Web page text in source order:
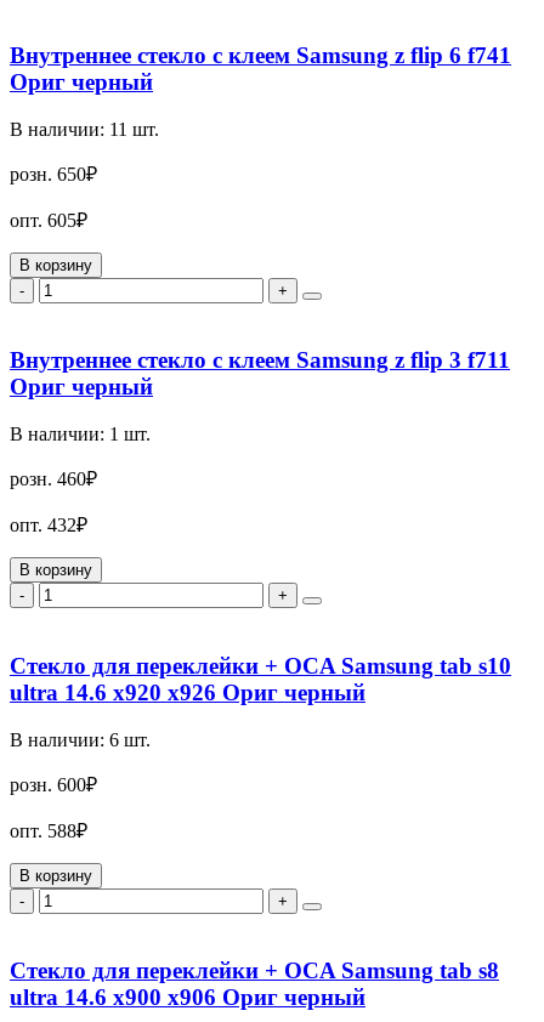
Внутреннее стекло с клеем Samsung z flip 6 f741
Ориг черный
В наличии: 11 шт.
розн. 650₽
опт. 605₽
В корзину
-
+
Внутреннее стекло с клеем Samsung z flip 3 f711
Ориг черный
В наличии: 1 шт.
розн. 460₽
опт. 432₽
В корзину
-
+
Стекло для переклейки + OCA Samsung tab s10
ultra 14.6 x920 x926 Ориг черный
В наличии: 6 шт.
розн. 600₽
опт. 588₽
В корзину
-
+
Стекло для переклейки + OCA Samsung tab s8
ultra 14.6 x900 x906 Ориг черный